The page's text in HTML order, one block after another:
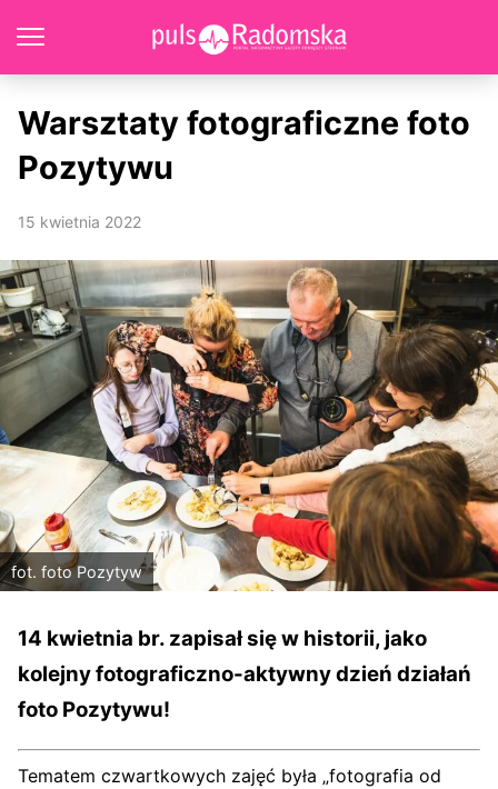
Warsztaty fotograficzne foto
Pozytywu
15 kwietnia 2022
fot. foto Pozytyw
14 kwietnia br. zapisał się w historii, jako
kolejny fotograficzno-aktywny dzień działań
foto Pozytywu!
Tematem czwartkowych zajęć była „fotografia od